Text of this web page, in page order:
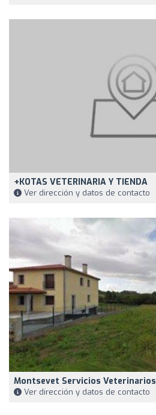
+KOTAS VETERINARIA Y TIENDA
Ver dirección y datos de contacto
Montsevet Servicios Veterinarios
Ver dirección y datos de contacto